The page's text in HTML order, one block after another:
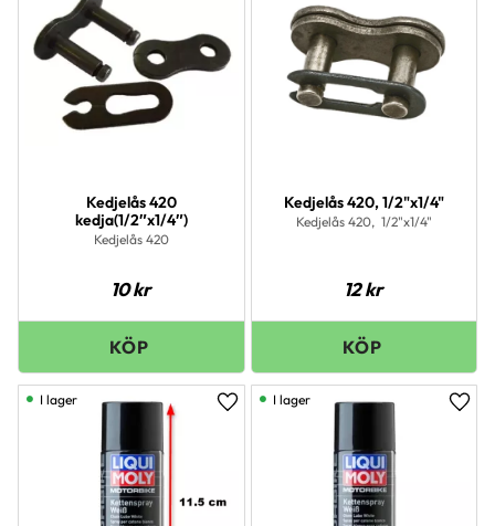
Kedjelås 420
kedja(1/2″x1/4″)
Kedjelås 420
10kr
Kedjelås 420, 1/2"x1/4"
Kedjelås 420, 1/2"x1/4"
12kr
Lägg till i favoriter
I lager I lager